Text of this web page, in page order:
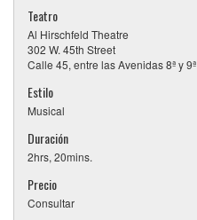
Teatro
Al Hirschfeld Theatre
302 W. 45th Street
Calle 45, entre las Avenidas 8ª y 9ª
Estilo
Musical
Duración
2hrs, 20mins.
Precio
Consultar